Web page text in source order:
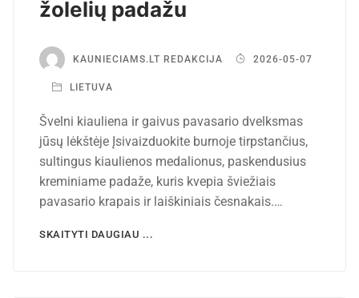
žolelių padažu
KAUNIECIAMS.LT REDAKCIJA 2026-05-07
LIETUVA
Švelni kiauliena ir gaivus pavasario dvelksmas
jūsų lėkštėje Įsivaizduokite burnoje tirpstančius,
sultingus kiaulienos medalionus, paskendusius
kreminiame padaže, kuris kvepia šviežiais
pavasario krapais ir laiškiniais česnakais.…
SKAITYTI DAUGIAU ...